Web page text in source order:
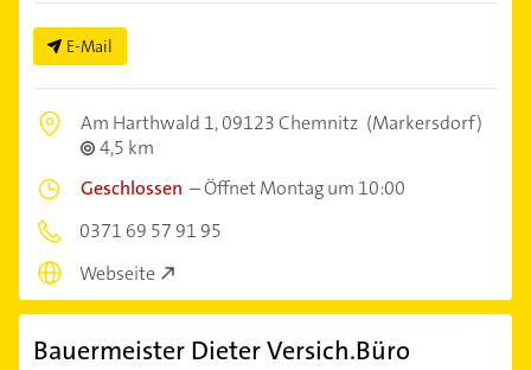
E-Mail
Am Harthwald 1,09123 Chemnitz (Markersdorf)
4,5 km
Geschlossen –Öffnet Montag um 10:00
0371 69 57 91 95
Webseite
Bauermeister Dieter Versich.Büro